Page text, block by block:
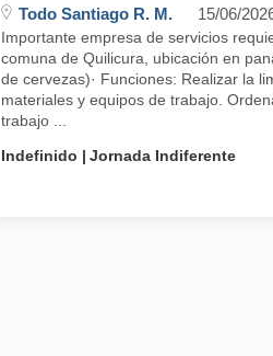
Todo Santiago R. M. 15/06/
Importante empresa de servicios
comuna de Quilicura, ubicación en
de cervezas)· Funciones: Realizar la
materiales y equipos de trabajo.
trabajo ...
Indefinido
Jornada Indiferente